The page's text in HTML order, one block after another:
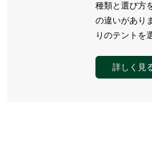
種類と選び方
の違いがあり
りのテントを
詳しく見